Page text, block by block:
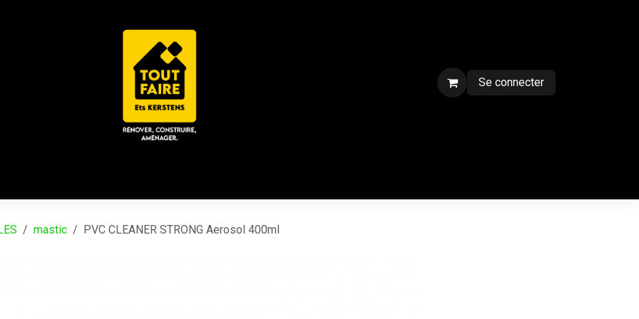
Se connecter
mastic PVC CLEANER STRONG Aerosol 400ml